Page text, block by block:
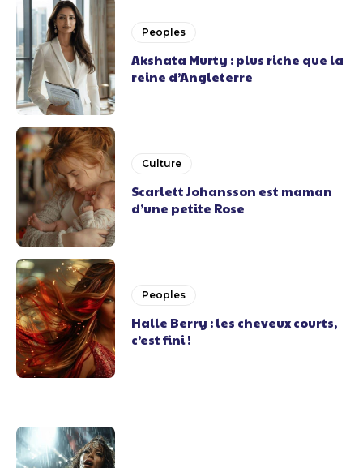
Peoples
Akshata Murty : plus riche que la
reine d’Angleterre
Culture
Scarlett Johansson est maman
d’une petite Rose
Peoples
Halle Berry : les cheveux courts,
c’est fini !